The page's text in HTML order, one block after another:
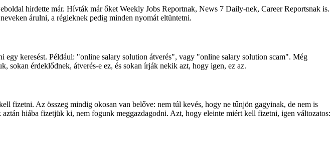
hirdette már. Hívták már őket Weekly Jobs Reportnak, News 7 Daily-nek, Career Reportsnak is.
árulni, a régieknek pedig minden nyomát eltüntetni.
keresést. Például: "online salary solution átverés", vagy "online salary solution scam". Még
sokan érdeklődnek, átverés-e ez, és sokan írják nekik azt, hogy igen, ez az.
fizetni. Az összeg mindig okosan van belőve: nem túl kevés, hogy ne tűnjön gagyinak, de nem is
hiába fizetjük ki, nem fogunk meggazdagodni. Azt, hogy eleinte miért kell fizetni, igen változatos: